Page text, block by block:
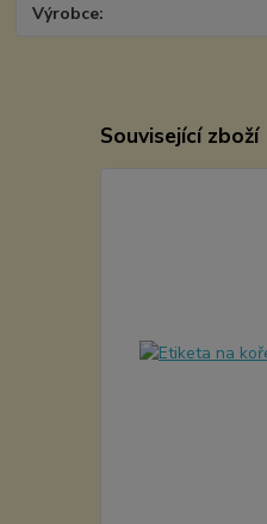
Výrobce
Související zboží